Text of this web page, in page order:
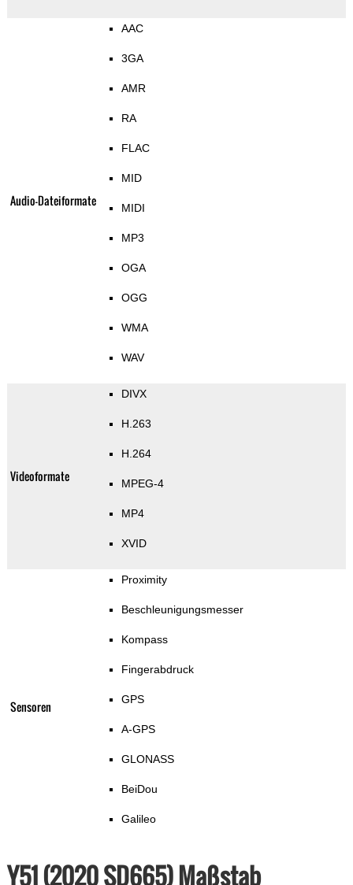
Audio-Dateiformate
AAC
3GA
AMR
RA
FLAC
MID
MIDI
MP3
OGA
OGG
WMA
WAV
Videoformate
DIVX
H.263
H.264
MPEG-4
MP4
XVID
Sensoren
Proximity
Beschleunigungsmesser
Kompass
Fingerabdruck
GPS
A-GPS
GLONASS
BeiDou
Galileo
Y51 (2020 SD665) Maßstab